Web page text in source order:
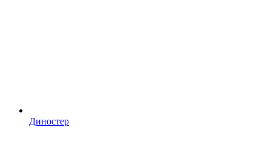
Диностер